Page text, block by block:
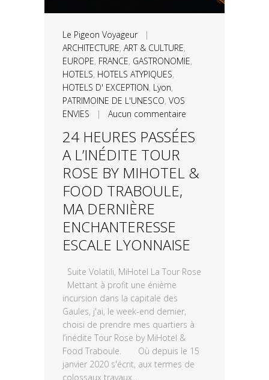
Le Pigeon Voyageur|
ARCHITECTURE, ART & CULTURE,
EUROPE, FRANCE, GASTRONOMIE,
HOTELS, HOTELS ATYPIQUES,
HOTELS D' EXCEPTION, Lyon,
PATRIMOINE DE L'UNESCO, VOS
ENVIES | Aucun commentaire
24 HEURES PASSÉES
A L’INÉDITE TOUR
ROSE BY MIHOTEL &
FOOD TRABOULE,
MA DERNIÈRE
ENCHANTERESSE
ESCALE LYONNAISE
Suite Volatili, MiHotel La Tour Rose
Mettant à profit une énième
incursion dans la capitale des
Gaules, j'ai, le week-end dernier,
choisi de prendre mes quartiers à
l’inédite Tour Rose by MiHotel &
Food Traboule. Où depuis le 15
janvier 2020 s'écrit, aux termes de
colossaux travaux...